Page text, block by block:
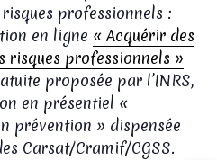
professionnels :
en ligne « Acquérir des
risques professionnels »
proposée par l’INRS,
en présentiel «
prévention » dispensée
Carsat/Cramif/CGSS.